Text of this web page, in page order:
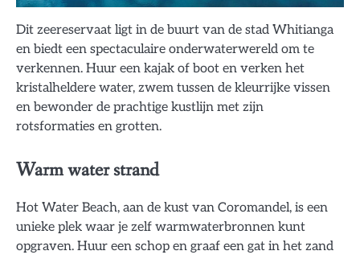
Dit zeereservaat ligt in de buurt van de stad Whitianga
en biedt een spectaculaire onderwaterwereld om te
verkennen. Huur een kajak of boot en verken het
kristalheldere water, zwem tussen de kleurrijke vissen
en bewonder de prachtige kustlijn met zijn
rotsformaties en grotten.
Warm water strand
Hot Water Beach, aan de kust van Coromandel, is een
unieke plek waar je zelf warmwaterbronnen kunt
opgraven. Huur een schop en graaf een gat in het zand